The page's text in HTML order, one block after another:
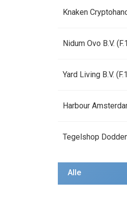
Knaken
Nidum Ovo B.V.
Yard Living B.V.
Harbour
Tegelshop
Alle